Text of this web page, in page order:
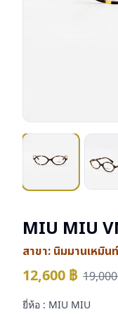
MIU MIU
สาขา: นิมมานเหมินท์
12,600 ฿ 19,000
ยี่ห้อ : MIU MIU